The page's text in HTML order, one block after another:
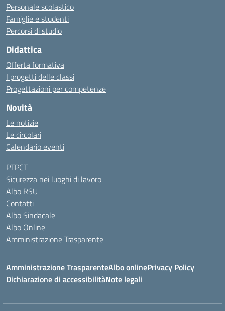
Personale scolastico
Famiglie e studenti
Percorsi di studio
Didattica
Offerta formativa
I progetti delle classi
Progettazioni per competenze
Novità
Le notizie
Le circolari
Calendario eventi
PTPCT
Sicurezza nei luoghi di lavoro
Albo RSU
Contatti
Albo Sindacale
Albo Online
Amministrazione Trasparente
Amministrazione TrasparenteAlbo onlinePrivacy Policy
Dichiarazione di accessibilitàNote legali